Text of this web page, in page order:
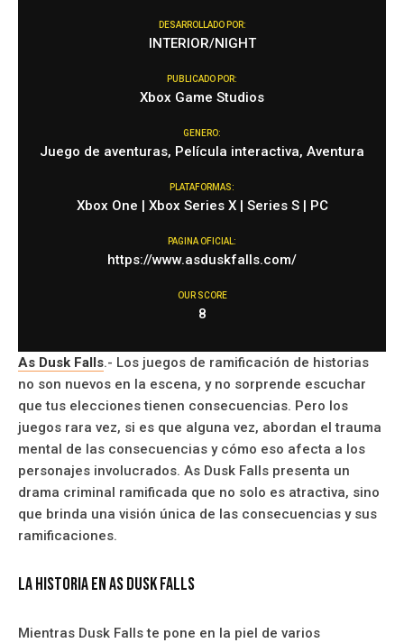
DESARROLLADO POR:
INTERIOR/NIGHT
PUBLICADO POR:
Xbox Game Studios
GENERO:
Juego de aventuras, Película interactiva, Aventura
PLATAFORMAS:
Xbox One | Xbox Series X | Series S | PC
PAGINA OFICIAL:
https://www.asduskfalls.com/
OUR SCORE
8
As Dusk Falls.- Los juegos de ramificación de historias
no son nuevos en la escena, y no sorprende escuchar
que tus elecciones tienen consecuencias. Pero los
juegos rara vez, si es que alguna vez, abordan el trauma
mental de las consecuencias y cómo eso afecta a los
personajes involucrados. As Dusk Falls presenta un
drama criminal ramificada que no solo es atractiva, sino
que brinda una visión única de las consecuencias y sus
ramificaciones.
La Historia en As Dusk Falls
Mientras Dusk Falls te pone en la piel de varios